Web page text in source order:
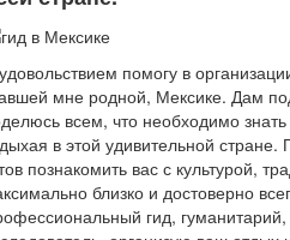
помогу в
мне родной, Мексике. Дам
всем, что необходимо
в этой удивительной
познакомить вас с культурой,
близко и достоверно
гид,